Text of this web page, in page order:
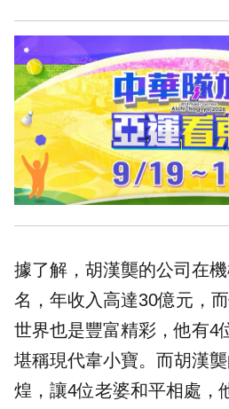
據了解，胡漢龑的公司在
名，年收入高達30億元，
世界也是豐富精彩，他有4
堪稱現代韋小寶。而胡漢
煌，讓4位老婆和平相處，